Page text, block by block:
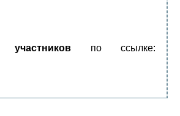
участников по ссылке: